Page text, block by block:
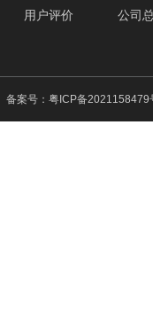
用户评价 公司
备案号： 粤ICP备2021158479